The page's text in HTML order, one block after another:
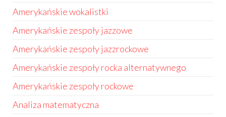
Amerykańskie wokalistki
Amerykańskie zespoły jazzowe
Amerykańskie zespoły jazzrockowe
Amerykańskie zespoły rocka alternatywnego
Amerykańskie zespoły rockowe
Analiza matematyczna